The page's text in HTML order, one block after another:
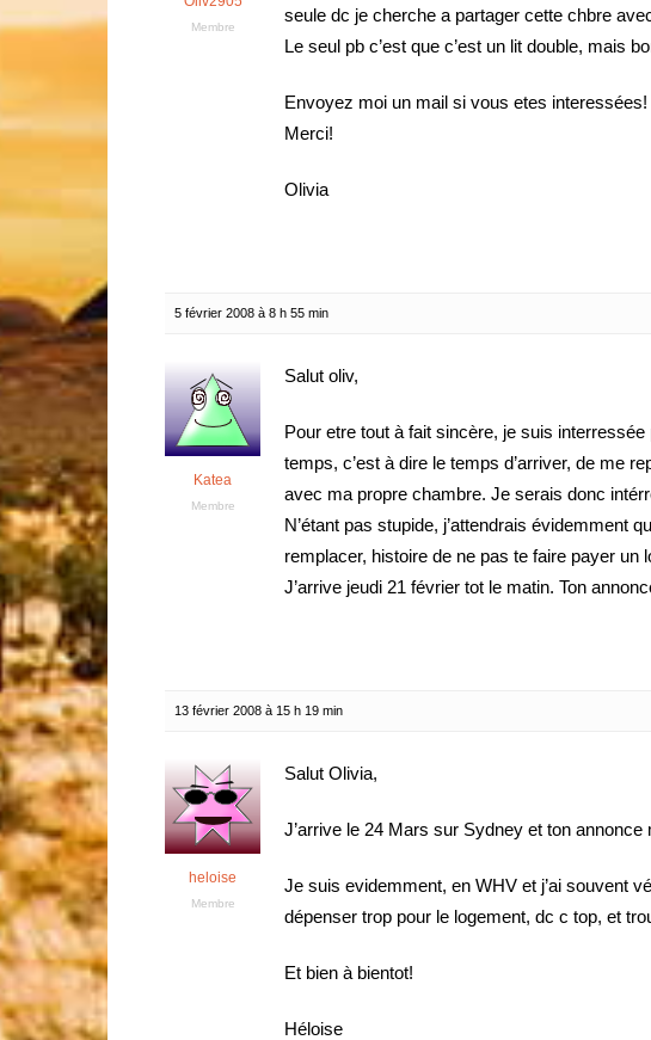
Membre
seule dc je cherche a partager cette chbre
Le seul pb c’est que c’est un lit double, mais
Envoyez moi un mail si vous etes interessées!
Merci!
Olivia
5 février 2008 à 8 h 55 min
Katea
Membre
Salut oliv,
Pour etre tout à fait sincère, je suis
temps, c’est à dire le temps d’arriver, de me
avec ma propre chambre. Je serais donc
N’étant pas stupide, j’attendrais évidemment
remplacer, histoire de ne pas te faire payer un
J’arrive jeudi 21 février tot le matin. Ton
13 février 2008 à 15 h 19 min
heloise
Membre
Salut Olivia,
J’arrive le 24 Mars sur Sydney et ton annonce
Je suis evidemment, en WHV et j’ai souvent
dépenser trop pour le logement, dc c top, et
Et bien à bientot!
Héloise